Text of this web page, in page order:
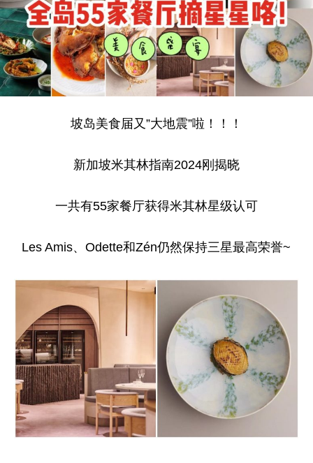
坡岛美食届又”大地震”啦！！！
新加坡米其林指南2024刚揭晓
一共有55家餐厅获得米其林星级认可
Les Amis、Odette和Zén仍然保持三星最高荣誉~